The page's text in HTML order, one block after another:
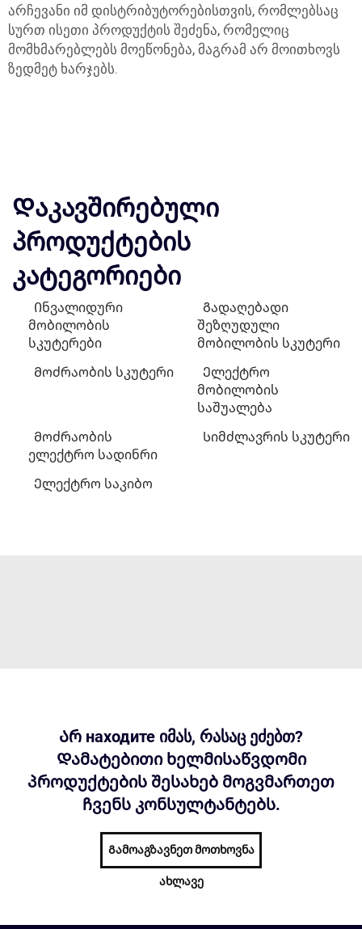
არჩევანი იმ დისტრიბუტორებისთვის, რომლებსაც
სურთ ისეთი პროდუქტის შეძენა, რომელიც
მომხმარებლებს მოეწონება, მაგრამ არ მოითხოვს
ზედმეტ ხარჯებს.
Დაკავშირებული
პროდუქტების
კატეგორიები
Ინვალიდური
მობილობის
სკუტერები
Გადაღებადი
შეზღუდული
მობილობის სკუტერი
Მოძრაობის სკუტერი
Ელექტრო
მობილობის
საშუალება
Მოძრაობის
ელექტრო სადინრი
Სიმძლავრის სკუტერი
Ელექტრო საკიბო
Არ находите იმას, რასაც ეძებთ?
Დამატებითი ხელმისაწვდომი
პროდუქტების შესახებ მოგვმართეთ
ჩვენს კონსულტანტებს.
Გამოაგზავნეთ მოთხოვნა
ახლავე